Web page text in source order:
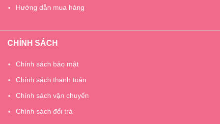
Hướng dẫn mua hàng
CHÍNH SÁCH
Chính sách bảo mật
Chính sách thanh toán
Chính sách vận chuyển
Chính sách đổi trả